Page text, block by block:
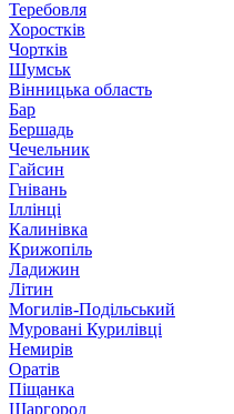
Теребовля
Хоростків
Чортків
Шумськ
Вінницька область
Бар
Бершадь
Чечельник
Гайсин
Гнівань
Іллінці
Калинівка
Крижопіль
Ладижин
Літин
Могилів-Подільський
Муровані Курилівці
Немирів
Оратів
Піщанка
Шаргород